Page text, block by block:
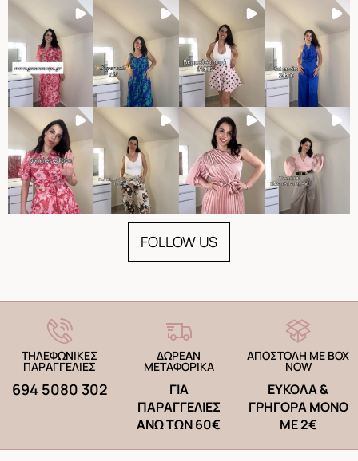
FOLLOW US
ΤΗΛΕΦΩΝΙΚΕΣ
ΠΑΡΑΓΓΕΛΙΕΣ
694 5080 302
ΔΩΡΕΑΝ
ΜΕΤΑΦΟΡΙΚΑ
ΓΙΑ
ΠΑΡΑΓΓΕΛΙΕΣ
ΑΝΩ ΤΩΝ 60€
ΑΠΟΣΤΟΛΗ ΜΕ BOX
NOW
ΕΥΚΟΛΑ &
ΓΡΗΓΟΡΑ ΜΟΝΟ
ΜΕ 2€